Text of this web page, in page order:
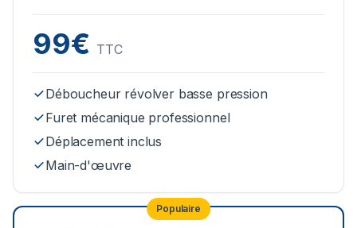
99€ TTC
Déboucheur révolver basse pression
Furet mécanique professionnel
Déplacement inclus
Main-d'œuvre
Populaire